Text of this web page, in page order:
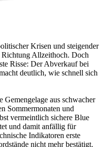
Krisen und steigender
Allzeithoch. Doch
Risse: Der Abverkauf bei
deutlich, wie schnell sich
Gemengelage aus schwacher
Sommermonaten und
vermeintlich sichere Blue
und damit anfällig für
Indikatoren erste
nicht mehr bestätigt.